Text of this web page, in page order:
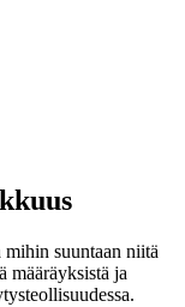
suuntaan niitä
määräyksistä ja